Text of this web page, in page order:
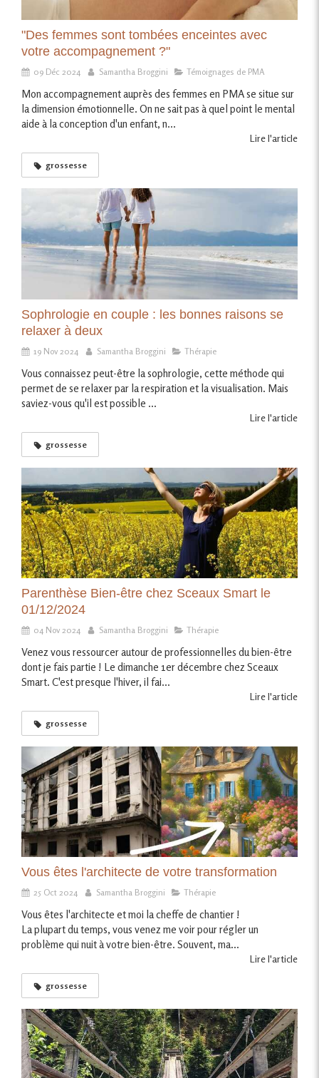
"Des femmes sont tombées enceintes avec
votre accompagnement ?"
09 Déc 2024 Samantha Broggini Témoignages de PMA
Mon accompagnement auprès des femmes en PMA se situe sur
la dimension émotionnelle. On ne sait pas à quel point le mental
aide à la conception d'un enfant, n...
Lire l'article
grossesse
Sophrologie en couple : les bonnes raisons se
relaxer à deux
19 Nov 2024 Samantha Broggini Thérapie
Vous connaissez peut-être la sophrologie, cette méthode qui
permet de se relaxer par la respiration et la visualisation. Mais
saviez-vous qu'il est possible ...
Lire l'article
grossesse
Parenthèse Bien-être chez Sceaux Smart le
01/12/2024
04 Nov 2024 Samantha Broggini Thérapie
Venez vous ressourcer autour de professionnelles du bien-être
dont je fais partie ! Le dimanche 1er décembre chez Sceaux
Smart. C'est presque l'hiver, il fai...
Lire l'article
grossesse
Vous êtes l'architecte de votre transformation
25 Oct 2024 Samantha Broggini Thérapie
Vous êtes l'architecte et moi la cheffe de chantier !
La plupart du temps, vous venez me voir pour régler un
problème qui nuit à votre bien-être. Souvent, ma...
Lire l'article
grossesse